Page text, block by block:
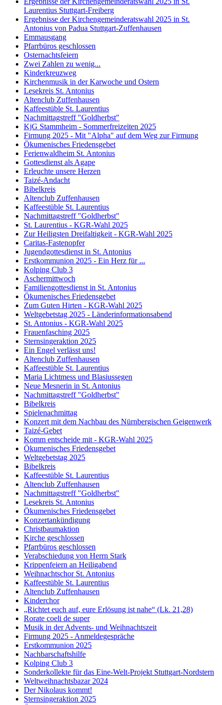
Laurentius Stuttgart-Freiberg
Ergebnisse der Kirchengemeinderatswahl 2025 in St.
Antonius von Padua Stuttgart-Zuffenhausen
Emmausgang
Pfarrbüros geschlossen
Osternachtsfeiern
Zwei Zahlen zu wenig...
Kinderkreuzweg
Kirchenmusik in der Karwoche und Ostern
Lesekreis St. Antonius
Altenclub Zuffenhausen
Kaffeestüble St. Laurentius
Nachmittagstreff "Goldherbst"
KjG Stammheim - Sommerfreizeiten 2025
Firmung 2025 - Mit "Alpha" auf dem Weg zur Firmung
Ökumenisches Friedensgebet
Ferienwaldheim St. Antonius
Gottesdienst als Agape
Erleuchte unsere Herzen
Taizé-Andacht
Bibelkreis
Altenclub Zuffenhausen
Kaffeestüble St. Laurentius
Nachmittagstreff "Goldherbst"
St. Laurentius - KGR-Wahl 2025
Zur Heiligsten Dreifaltigkeit - KGR-Wahl 2025
Caritas-Fastenopfer
Jugendgottesdienst in St. Antonius
Erstkommunion 2025 - Ein Herz für ...
Kolping Club 3
Aschermittwoch
Familiengottesdienst in St. Antonius
Ökumenisches Friedensgebet
Zum Guten Hirten - KGR-Wahl 2025
Weltgebetstag 2025 - Länderinformationsabend
St. Antonius - KGR-Wahl 2025
Frauenfasching 2025
Sternsingeraktion 2025
Ein Engel verlässt uns!
Altenclub Zuffenhausen
Kaffeestüble St. Laurentius
Maria Lichtmess und Blasiussegen
Neue Mesnerin in St. Antonius
Nachmittagstreff "Goldherbst"
Bibelkreis
Spielenachmittag
Konzert mit dem Nachbau des Nürnbergischen Geigenwerk
Taizé-Gebet
Komm entscheide mit - KGR-Wahl 2025
Ökumenisches Friedensgebet
Weltgebetstag 2025
Bibelkreis
Kaffeestüble St. Laurentius
Altenclub Zuffenhausen
Nachmittagstreff "Goldherbst"
Lesekreis St. Antonius
Ökumenisches Friedensgebet
Konzertankündigung
Christbaumaktion
Kirche geschlossen
Pfarrbüros geschlossen
Verabschiedung von Herrn Stark
Krippenfeiern an Heiligabend
Weihnachtschor St. Antonius
Kaffeestüble St. Laurentius
Altenclub Zuffenhausen
Kinderchor
„Richtet euch auf, eure Erlösung ist nahe“ (Lk. 21,28)
Rorate coeli de super
Musik in der Advents- und Weihnachtszeit
Firmung 2025 - Anmeldegespräche
Erstkommunion 2025
Nachbarschaftshilfe
Kolping Club 3
Sonderkollekte für das Eine-Welt-Projekt Stuttgart-Nordstern
Weltweihnachtsbazar 2024
Der Nikolaus kommt!
Sternsingeraktion 2025